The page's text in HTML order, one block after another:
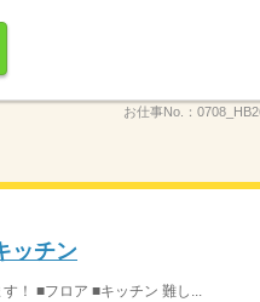
お仕事No.：
ッチン
！ ■フロア ■キッチン 難し...